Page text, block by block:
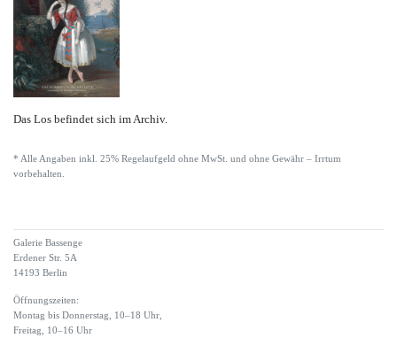
Das Los befindet sich im Archiv.
* Alle Angaben inkl. 25% Regelaufgeld ohne MwSt. und ohne Gewähr – Irrtum
vorbehalten.
Galerie Bassenge
Erdener Str. 5A
14193 Berlin
Öffnungszeiten:
Montag bis Donnerstag, 10–18 Uhr,
Freitag, 10–16 Uhr